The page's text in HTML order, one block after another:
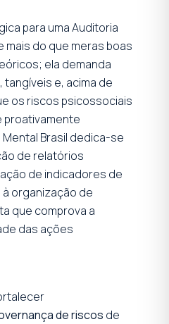
para uma Auditoria
mais do que meras boas
ela demanda
e, acima de
os riscos psicossociais
proativamente
Brasil dedica-se
de relatórios
de indicadores de
organização de
que comprova a
das ações
de riscos de